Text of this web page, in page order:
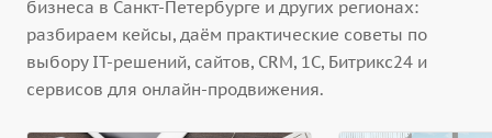
бизнеса в Санкт-Петербурге и других регионах:
разбираем кейсы, даём практические советы по
выбору IT-решений, сайтов, CRM, 1С, Битрикс24 и
сервисов для онлайн-продвижения.